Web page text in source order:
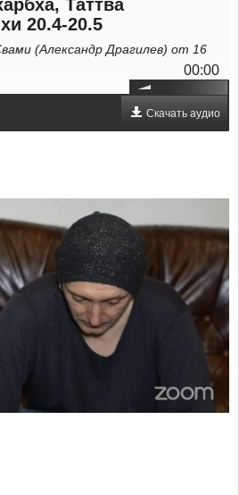
Таттва
20.4-20.5
(Александр Драгилев) от 16
00:00
Скачать аудио